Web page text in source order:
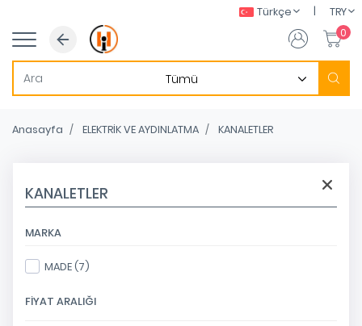
Türkçe |
TRY
0
Anasayfa ELEKTRİK VE AYDINLATMA KANALETLER
KANALETLER
MARKA
MADE (7)
FIYAT ARALIĞI